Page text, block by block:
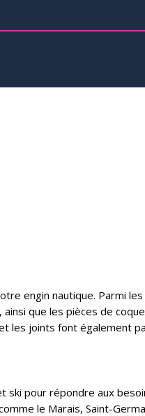
engin nautique. Parmi
que les pièces de
les joints font également
pour répondre aux
le Marais, Saint-